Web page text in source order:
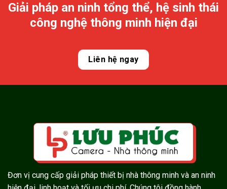
Giải pháp an ninh tổng thể, hệ sinh thái
công nghệ thông minh hiện đại
Liên hệ ngay
Đơn vị cung cấp giải pháp thiết bị nhà thông minh và an ninh